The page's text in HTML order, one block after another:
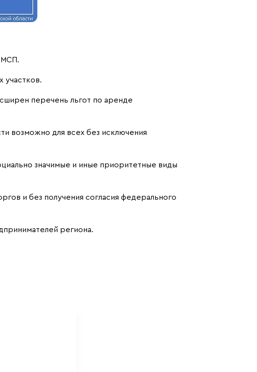
МСП.
участков.
перечень льгот по аренде
возможно для всех без исключения
значимые и иные приоритетные виды
и без получения согласия федерального
региона.